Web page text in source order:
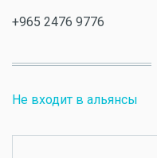
+965 2476 9776
Не входит в альянсы